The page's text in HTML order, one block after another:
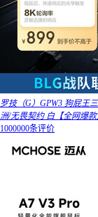
罗技（G）GPW3 狗屁王
洲/无畏契约 白【全网爆款
1000000条评价